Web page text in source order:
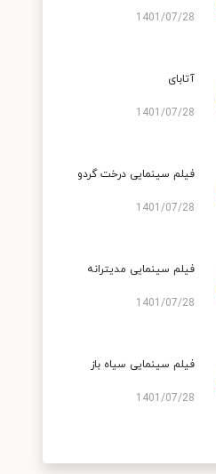
1401/07/28
آتابای
1401/07/28
فیلم سینمایی درخت گردو
1401/07/28
فیلم سینمایی مدیترانه
1401/07/28
فیلم سینمایی سیاه باز
1401/07/28